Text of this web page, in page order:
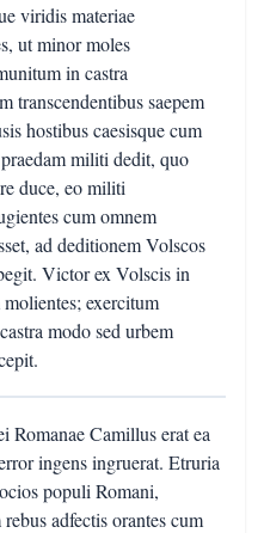
viridis materiae
ut minor moles
in castra
transcendentibus saepem
hostibus caesisque cum
militi dedit, quo
duce, eo militi
cum omnem
ad deditionem Volscos
Victor ex Volscis in
exercitum
modo sed urbem
Romanae Camillus erat ea
ingens ingruerat. Etruria
populi Romani,
adfectis orantes cum